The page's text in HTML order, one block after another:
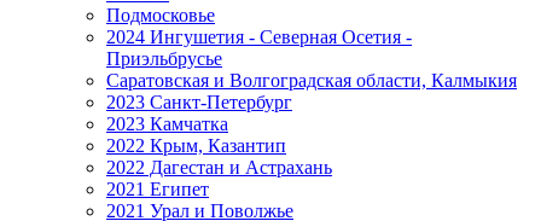
Подмосковье
2024 Ингушетия - Северная Осетия -
Приэльбрусье
Саратовская и Волгоградская области, Калмыкия
2023 Санкт-Петербург
2023 Камчатка
2022 Крым, Казантип
2022 Дагестан и Астрахань
2021 Египет
2021 Урал и Поволжье